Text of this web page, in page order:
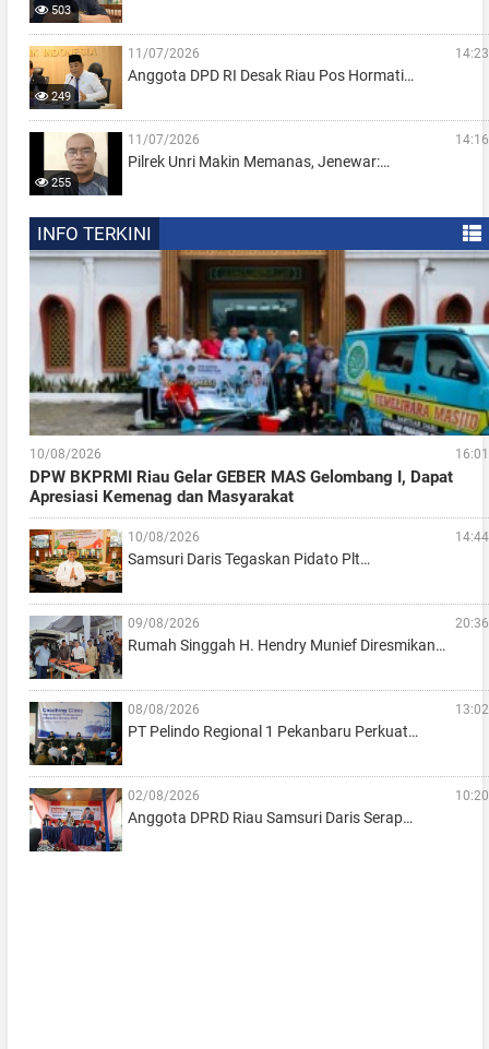
503
249
11/07/2026 14:23
Anggota DPD RI Desak Riau Pos Hormati…
255
11/07/2026 14:16
Pilrek Unri Makin Memanas, Jenewar:…
INFO TERKINI
10/08/2026 16:01
DPW BKPRMI Riau Gelar GEBER MAS Gelombang I, Dapat
Apresiasi Kemenag dan Masyarakat
10/08/2026 14:44
Samsuri Daris Tegaskan Pidato Plt…
09/08/2026 20:36
Rumah Singgah H. Hendry Munief Diresmikan…
08/08/2026 13:02
PT Pelindo Regional 1 Pekanbaru Perkuat…
02/08/2026 10:20
Anggota DPRD Riau Samsuri Daris Serap…